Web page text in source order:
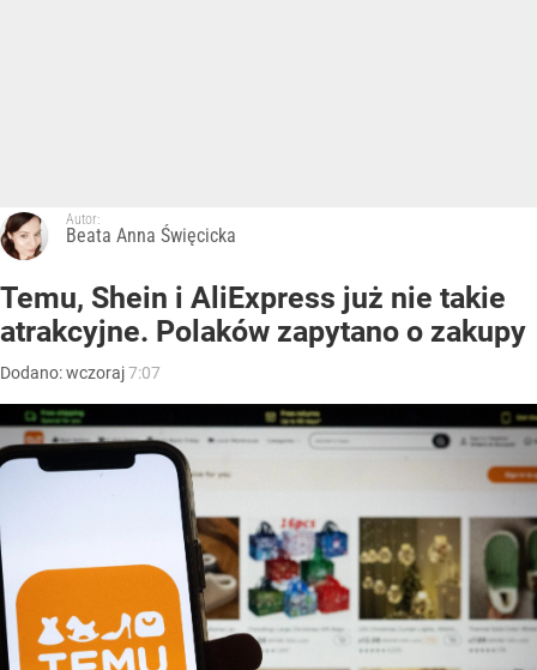
Autor:
Beata Anna Święcicka
Temu, Shein i AliExpress już nie takie
atrakcyjne. Polaków zapytano o zakupy
Dodano:wczoraj7:07